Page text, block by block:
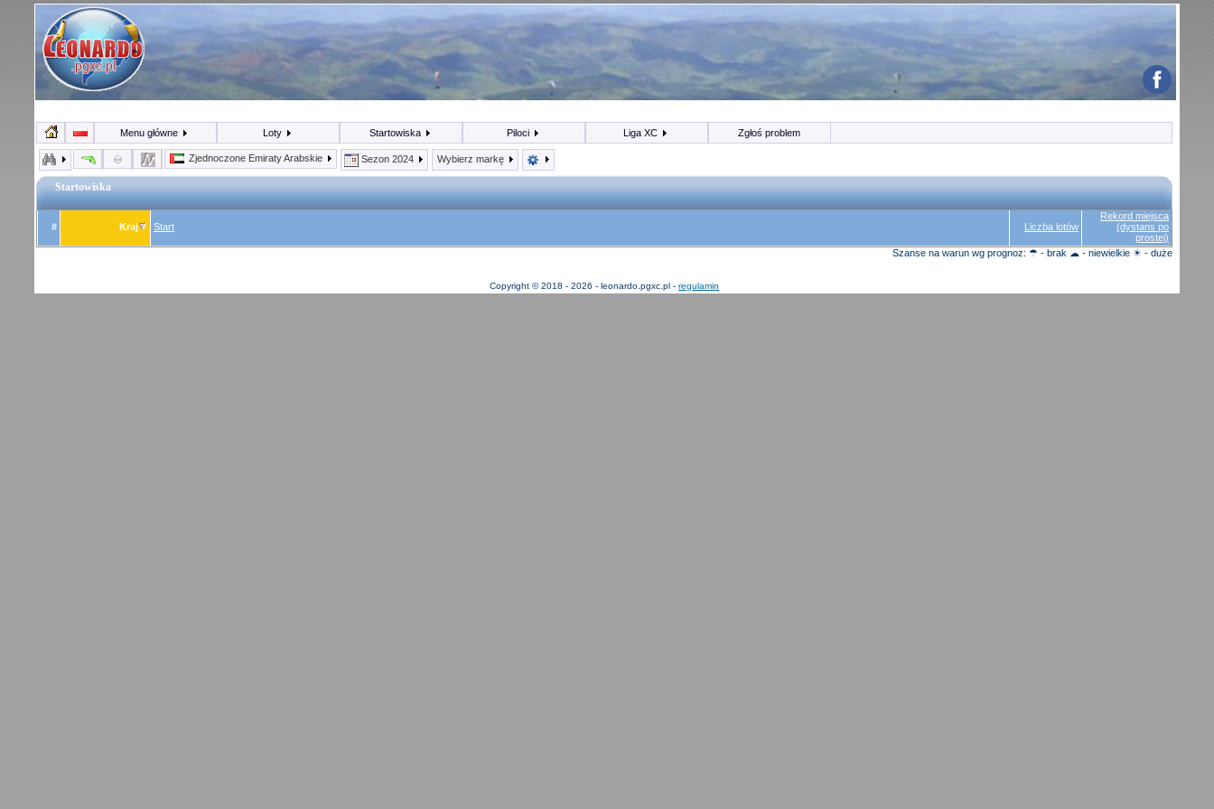
Menu główne Loty Startowiska Piloci Liga XC Zgłoś problem
Zjednoczone Emiraty Arabskie Sezon 2024 Wybierz markę
Startowiska
# Kraj Start Liczba lotów
Rekord miejsca
(dystans po
prostej)
Szanse na warun wg prognoz: ☂ - brak ☁ - niewielkie ☀ - duże
Copyright © 2018 - 2026 - leonardo.pgxc.pl - regulamin